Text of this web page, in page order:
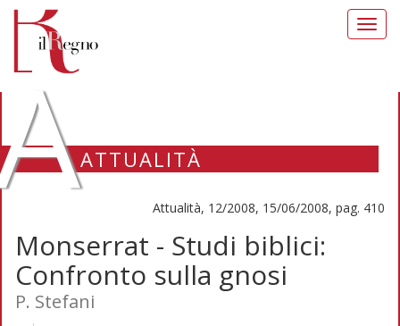
ATTUALITÀ
Attualità, 12/2008, 15/06/2008, pag. 410
Monserrat - Studi biblici:
Confronto sulla gnosi
P. Stefani